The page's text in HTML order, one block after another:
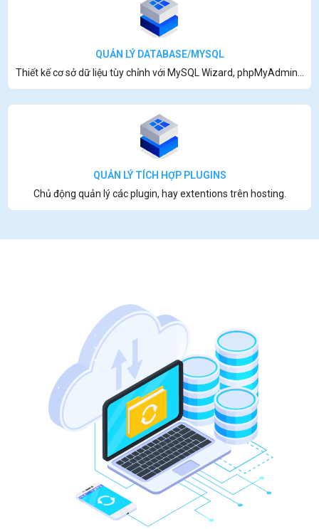
QUẢN LÝ DATABASE/MYSQL
Thiết kế cơ sở dữ liệu tùy chỉnh với MySQL Wizard, phpMyAdmin...
QUẢN LÝ TÍCH HỢP PLUGINS
Chủ động quản lý các plugin, hay extentions trên hosting.